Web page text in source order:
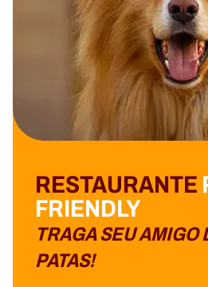
RESTAURANTE
FRIENDLY
TRAGA SEU AMIGO
PATAS!